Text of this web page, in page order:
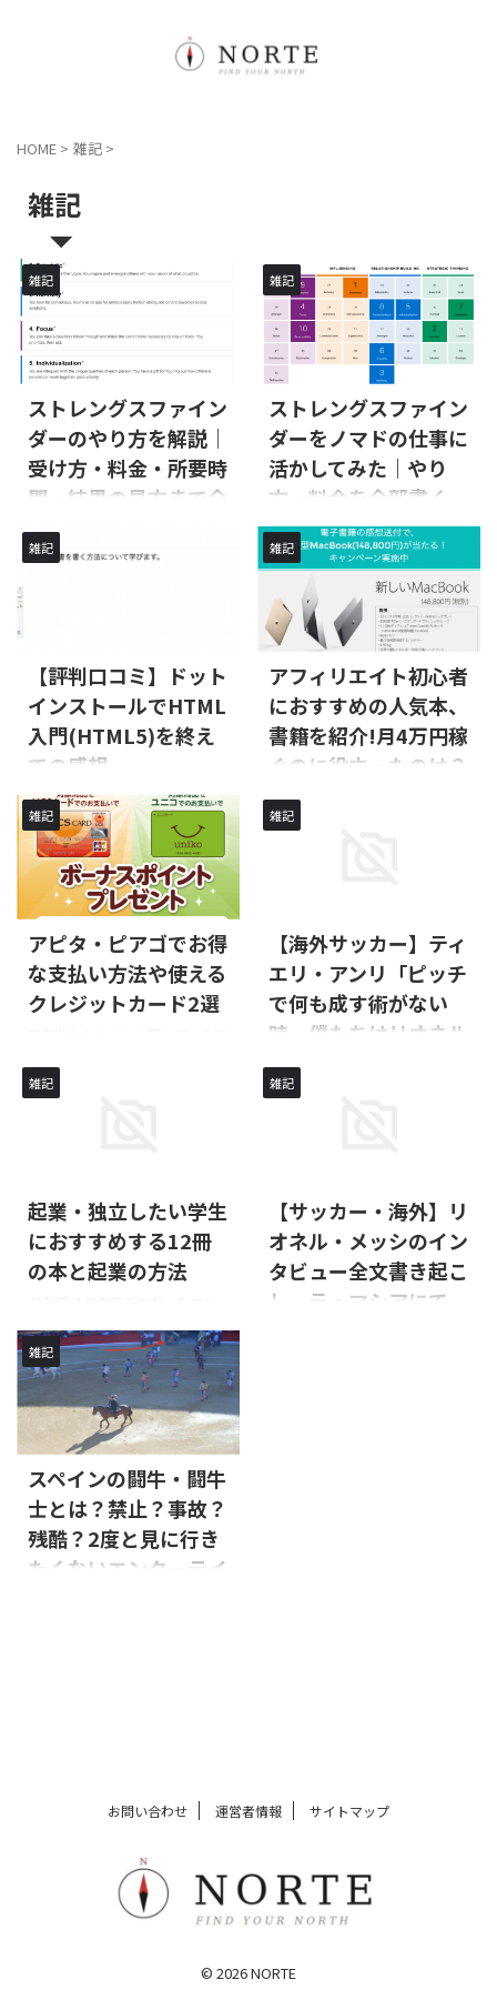
HOME > 雑記 >
雑記
雑記
ストレングスファイン
ダーのやり方を解説｜
受け方・料金・所要時
間・結果の見方まで全
部
「ストレングスファインダーを受
向けて、受け方の手順から料金プ
ランの選び方、所要時間、受けた
あとの結果の見方まで、実際に受
けた経験をもとに一通り解説しま
す。難しい話はなしで、初めての
ルにしています。 結論から先に
言うと、やることはシンプルで
す。アクセスコードを用意して、
177問の質問に約30分答えるだ
け。あとは料金プランをどっちに
するかだけ決めれば大丈夫で ...
雑記
ストレングスファイン
ダーをノマドの仕事に
活かしてみた｜やり
方・料金を全部書く
ノマドやフリーランスで働いてい
ると、ある瞬間にふと気づきま
す。 「自分って、結局なにが得意
なんだろう？」 会社員時代は、
上司や同僚が「お前はこれ向いて
るよ」「これは苦手そうだね」と
勝手にフィードバックをくれまし
た。 でも一人で働きはじめる
と、それを言ってくれる人がいま
せん。誰も教えてくれないまま、
なんとなく合わない仕事を抱え込
ないこと」に時間を溶かしてい
る。これ、ノマド・フリーランス
雑記
【評判口コミ】ドット
インストールでHTML
入門(HTML5)を終え
ての感想
ドットインストールでHTML入門
(HTML5)を終えての感想を綴った
記事になります。
雑記
アフィリエイト初心者
におすすめの人気本、
書籍を紹介!月4万円稼
ぐのに役立ったのは？
【2017】アフィリエイト初心者
に向けて、おすすめの人気本、書
記載しました。
雑記
アピタ・ピアゴでお得
な支払い方法や使える
クレジットカード2選
や使えるクレジットカードなどを
解説した記事になります。
雑記
【海外サッカー】ティ
エリ・アンリ「ピッチ
で何も成す術がない
時、僕たちはリオネル
メッシを必ず探した
よ」
雑記
起業・独立したい学生
におすすめする12冊
の本と起業の方法
けて、個人事業主や起業を目指す
学生が絶対に読むべき本を4ジャ
ンルに分けて紹介しています。
雑記
【サッカー・海外】リ
オネル・メッシのイン
タビュー全文書き起こ
し ラ・マシアにて
雑記
スペインの闘牛・闘牛
士とは？禁止？事故？
残酷？2度と見に行き
たくないエンターテイ
お問い合わせ 運営者情報 サイトマップ
© 2026 NORTE